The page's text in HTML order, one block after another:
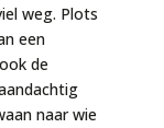
weg. Plots
een
de
naar wie